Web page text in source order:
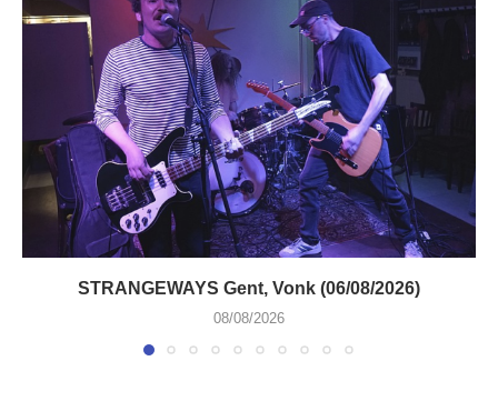
STRANGEWAYS Gent, Vonk (06/08/2026)
08/08/2026